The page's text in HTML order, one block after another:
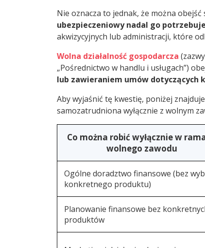
Nie oznacza to jednak, że można
ubezpieczeniowy nadal go
akwizycyjnych lub administracji, które
Wolna działalność gospodarcza
„Pośrednictwo w handlu i usługach”)
lub zawieraniem umów dotyczących
Aby wyjaśnić tę kwestię, poniżej
samozatrudniona wyłącznie z wolnym
Co można robić wyłącznie w
wolnego zawodu
Ogólne doradztwo finansowe (bez
konkretnego produktu)
Planowanie finansowe bez
produktów